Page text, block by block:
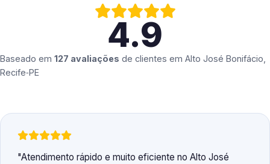
4.9
Baseado em 127 avaliações de clientes em Alto José Bonifácio,
Recife‑PE
Atendimento rápido e muito eficiente no Alto José